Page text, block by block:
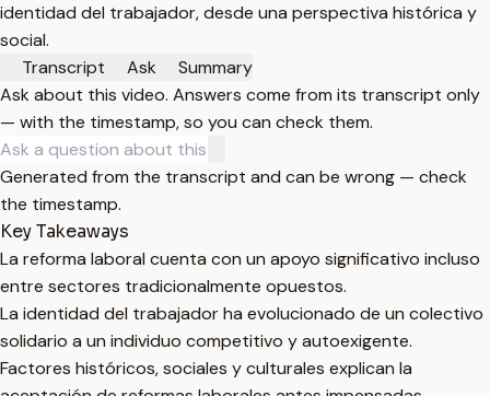
identidad del trabajador, desde una perspectiva histórica y
social.
Transcript
Ask
Summary
Ask about this video. Answers come from its transcript only
— with the timestamp, so you can check them.
Generated from the transcript and can be wrong — check
the timestamp.
Key Takeaways
La reforma laboral cuenta con un apoyo significativo incluso
entre sectores tradicionalmente opuestos.
La identidad del trabajador ha evolucionado de un colectivo
solidario a un individuo competitivo y autoexigente.
Factores históricos, sociales y culturales explican la